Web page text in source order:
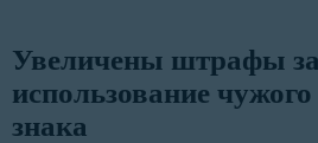
Увеличены штрафы за
использование
знака